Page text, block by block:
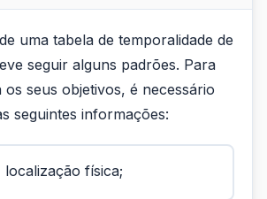
uma tabela de temporalidade de
seguir alguns padrões. Para
os seus objetivos, é necessário
seguintes informações:
física;